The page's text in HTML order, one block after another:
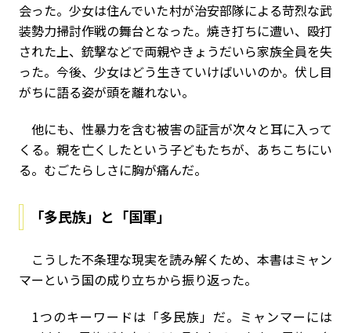
会った。少女は住んでいた村が治安部隊による苛烈な武
装勢力掃討作戦の舞台となった。焼き打ちに遭い、殴打
された上、銃撃などで両親やきょうだいら家族全員を失
った。今後、少女はどう生きていけばいいのか。伏し目
がちに語る姿が頭を離れない。
他にも、性暴力を含む被害の証言が次々と耳に入って
くる。親を亡くしたという子どもたちが、あちこちにい
る。むごたらしさに胸が痛んだ。
「多民族」と「国軍」
こうした不条理な現実を読み解くため、本書はミャン
マーという国の成り立ちから振り返った。
1つのキーワードは「多民族」だ。ミャンマーには